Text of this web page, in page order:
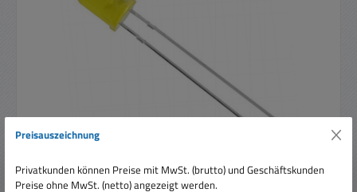
12V 5mm LED Gelb diffus 130mcd 60grad 10-15V 10-
Preisauszeichnung
Privatkunden können Preise mit MwSt. (brutto) und Geschäftskunden
Preise ohne MwSt. (netto) angezeigt werden.